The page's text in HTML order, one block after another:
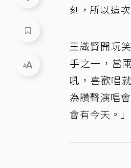
刻，所以這
王識賢開玩
手之一，當
吼，喜歡唱
為讚聲演唱
會有今天。」